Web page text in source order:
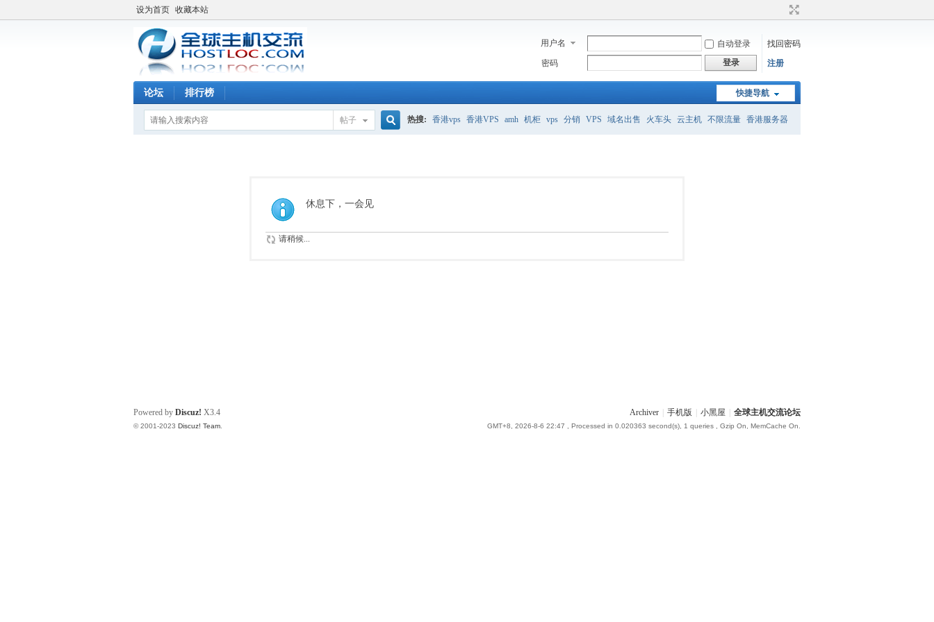
设为首页 收藏本站
用户名 自动登录
找回密码
密码
登录 注册
快捷导航
论坛 排行榜
帖子 热搜: 香港vps 香港VPS amh 机柜 vps 分销 VPS 域名出售 火车头 云主机 不限流量 香港服务器
休息下，一会见
请稍候...
Archiver 手机版 小黑屋 全球主机交流论坛
GMT+8, 2026-8-6 22:47 , Processed in 0.020363 second(s), 1 queries , Gzip On, MemCache On.
Powered by Discuz! X3.4
© 2001-2023 Discuz! Team